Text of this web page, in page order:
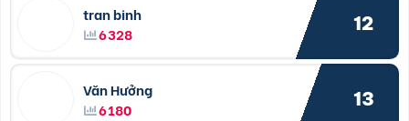
tran binh
6328
12
Văn Hưởng
6180
13